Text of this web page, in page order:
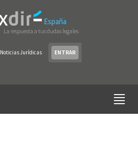
España
La respuesta a tus dudas legales
Noticias Jurídicas ENTRAR